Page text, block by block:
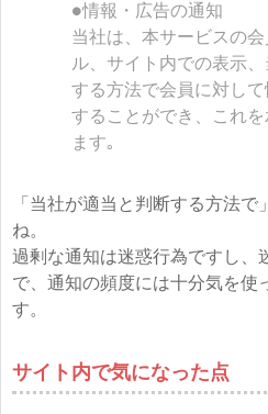
●情報・広告の通知
当社は、本サービスの
ル、サイト内での表示
する方法で会員に対し
することができ、これ
ます｡
「当社が適当と判断する方法
ね。
過剰な通知は迷惑行為ですし、
で、通知の頻度には十分気を使
す。
サイト内で気になった点